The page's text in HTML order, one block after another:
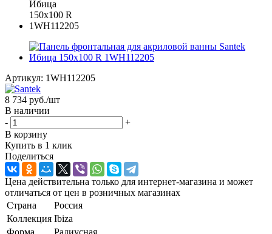
Артикул: 1WH112205
8 734 руб./шт
В наличии
-
+
В корзину
Купить в 1 клик
Поделиться
Цена действительна только для интернет-магазина и может
отличаться от цен в розничных магазинах
Страна
Россия
Коллекция Ibiza
Форма
Радиусная